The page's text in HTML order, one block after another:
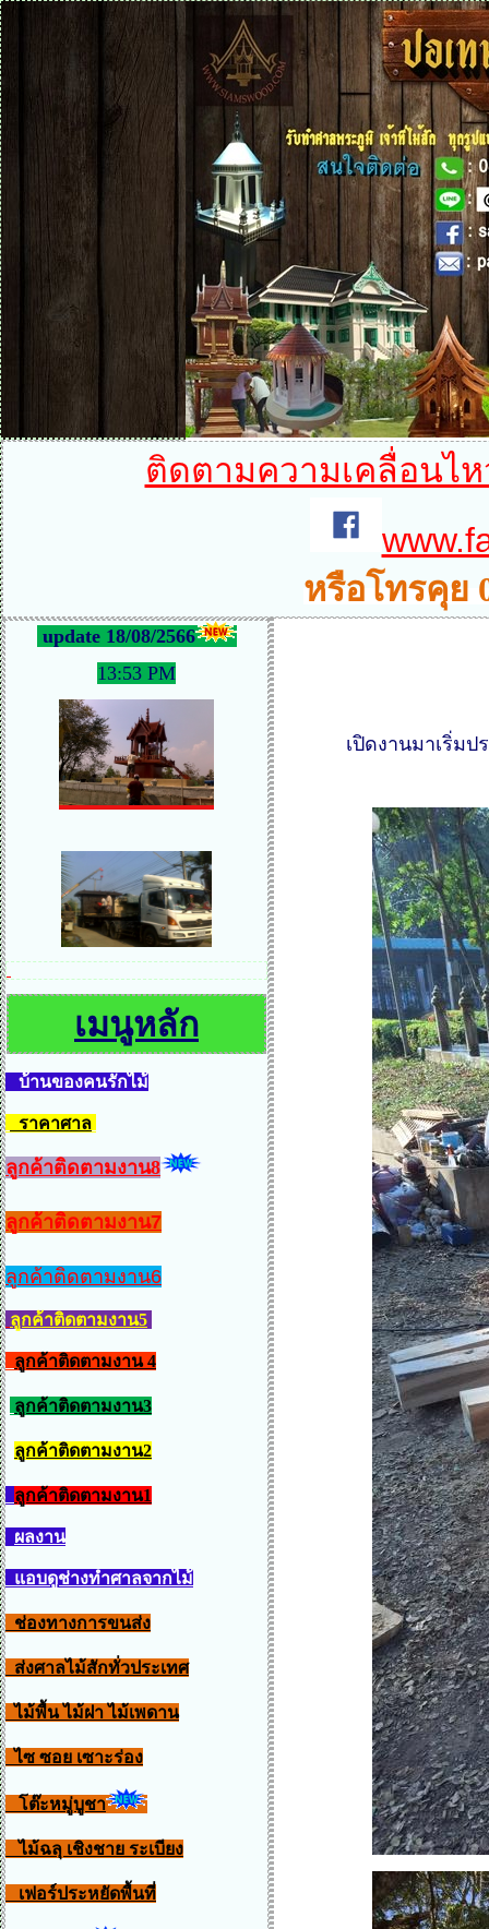
ติดตามความเคลื่อนไ
หรือโทรคุย
update 18/08/2566
13:53 PM
เมนูหลัก
บ้านของคนรักไม้
ราคาศาล
ลูกค้าติดตามงาน8
ลูกค้าติดตามงาน7
ลูกค้าติดตามงาน6
ลูกค้าติดตามงาน5
ลูกค้าติดตามงาน 4
ลูกค้าติดตามงาน3
ลูกค้าติดตามงาน2
ลูกค้าติดตามงาน1
ผลงาน
แอบดูช่างทำศาลจากไม้
ช่องทางการขนส่ง
ส่งศาลไม้สักทั่วประเทศ
ไม้พื้น ไม้ฝา ไม้เพดาน
ไซ ซอย เซาะร่อง
โต๊ะหมู่บูชา
ไม้ฉลุ เชิงชาย ระเบียง
เฟอร์ประหยัดพื้นที่
เปิดงานมาเริ่ม